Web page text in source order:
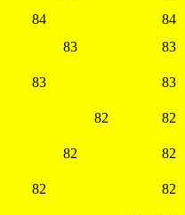
84
84
83
83
83
83
82
82
82
82
82
82